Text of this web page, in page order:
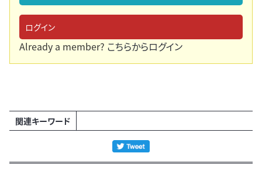
ログイン
Already a member? こちらからログイン
関連キーワード